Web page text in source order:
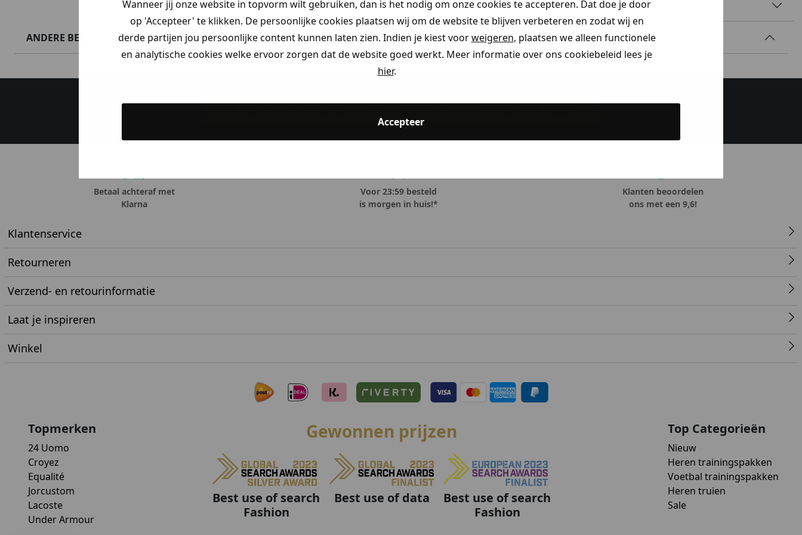
Wanneer jij onze website in topvorm wilt gebruiken, dan is het nodig om onze cookies te accepteren. Dat doe je door
op 'Accepteer' te klikken. De persoonlijke cookies plaatsen wij om de website te blijven verbeteren en zodat wij en
derde partijen jou persoonlijke content kunnen laten zien. Indien je kiest voorweigeren, plaatsen we alleen functionele
en analytische cookies welke ervoor zorgen dat de website goed werkt. Meer informatie over ons cookiebeleid lees je
hier.
Accepteer
MATERIAAL & WASVOORSCHRIFT
ANDERE BESTELDEN OOK
Betaal achteraf met
Klarna
Voor 23:59 besteld
is morgen in huis!*
Klanten beoordelen
ons met een 9,6!
Klantenservice
Retourneren
Verzend- en retourinformatie
Laat je inspireren
Winkel
Topmerken
24 Uomo
Croyez
Equalité
Jorcustom
Lacoste
Under Armour
Gewonnen prijzen
Best use of search
Fashion
Best use of data
Best use of search
Fashion
Top Categorieën
Nieuw
Heren trainingspakken
Voetbal trainingspakken
Heren truien
Sale